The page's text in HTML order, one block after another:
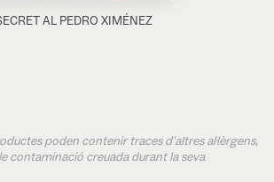
AL PEDRO XIMÉNEZ
poden contenir traces d'altres al·lèrgens,
contaminació creuada durant la seva